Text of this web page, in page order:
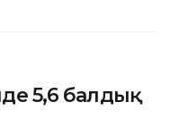
5,6 балдық